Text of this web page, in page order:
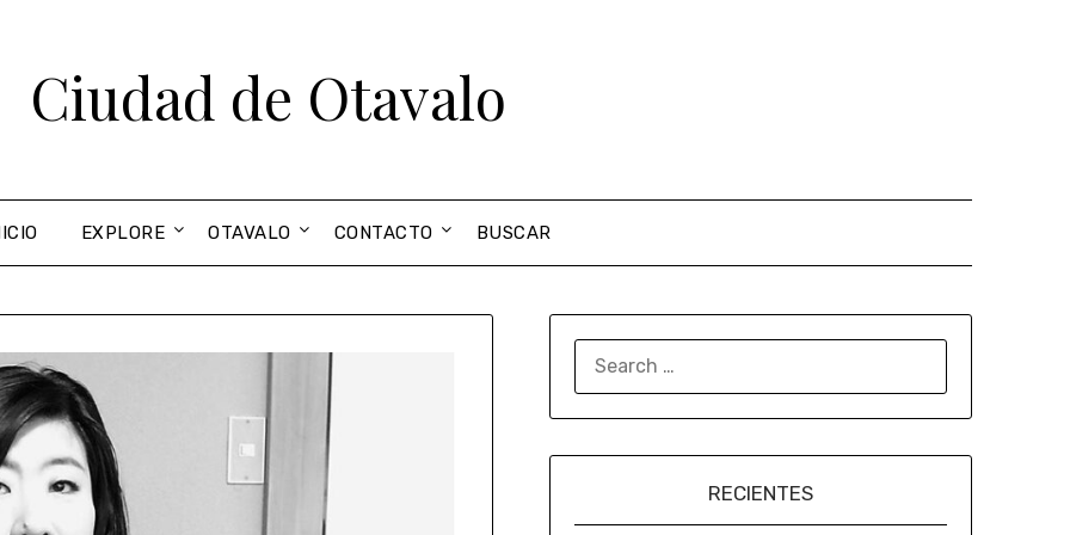
Ciudad de Otavalo
EXPLORE OTAVALO CONTACTO BUSCAR
RECIENTES